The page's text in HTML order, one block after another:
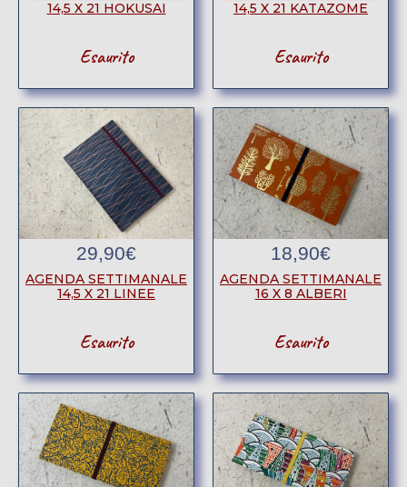
14,5 X 21 HOKUSAI
Esaurito
14,5 X 21 KATAZOME
Esaurito
29,90€
AGENDA SETTIMANALE
14,5 X 21 LINEE
Esaurito
18,90€
AGENDA SETTIMANALE
16 X 8 ALBERI
Esaurito